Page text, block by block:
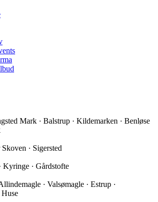
Mark · Balstrup · Kildemarken · Benløse
· Sigersted
Kyringe · Gårdstofte
· Valsømagle · Estrup ·